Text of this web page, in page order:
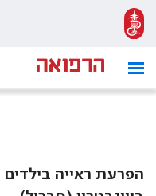
הפרעת ראייה בילדים